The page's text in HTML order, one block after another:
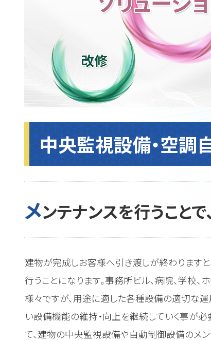
中央監視設備・空調
メンテナンスを行うこと
建物が完成しお客様へ引き渡しが終わります
行うことになります。事務所ビル、病院、学校
様々ですが、用途に適した各種設備の適切な
い設備機能の維持・向上を継続していく事が必
て、建物の中央監視設備や自動制御設備のメ